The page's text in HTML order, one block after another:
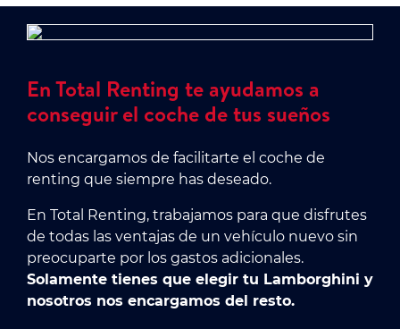
En Total Renting te ayudamos a
conseguir el coche de tus sueños
Nos encargamos de facilitarte el coche de
renting que siempre has deseado.
En Total Renting, trabajamos para que disfrutes
de todas las ventajas de un vehículo nuevo sin
preocuparte por los gastos adicionales.
Solamente tienes que elegir tu Lamborghini y
nosotros nos encargamos del resto.